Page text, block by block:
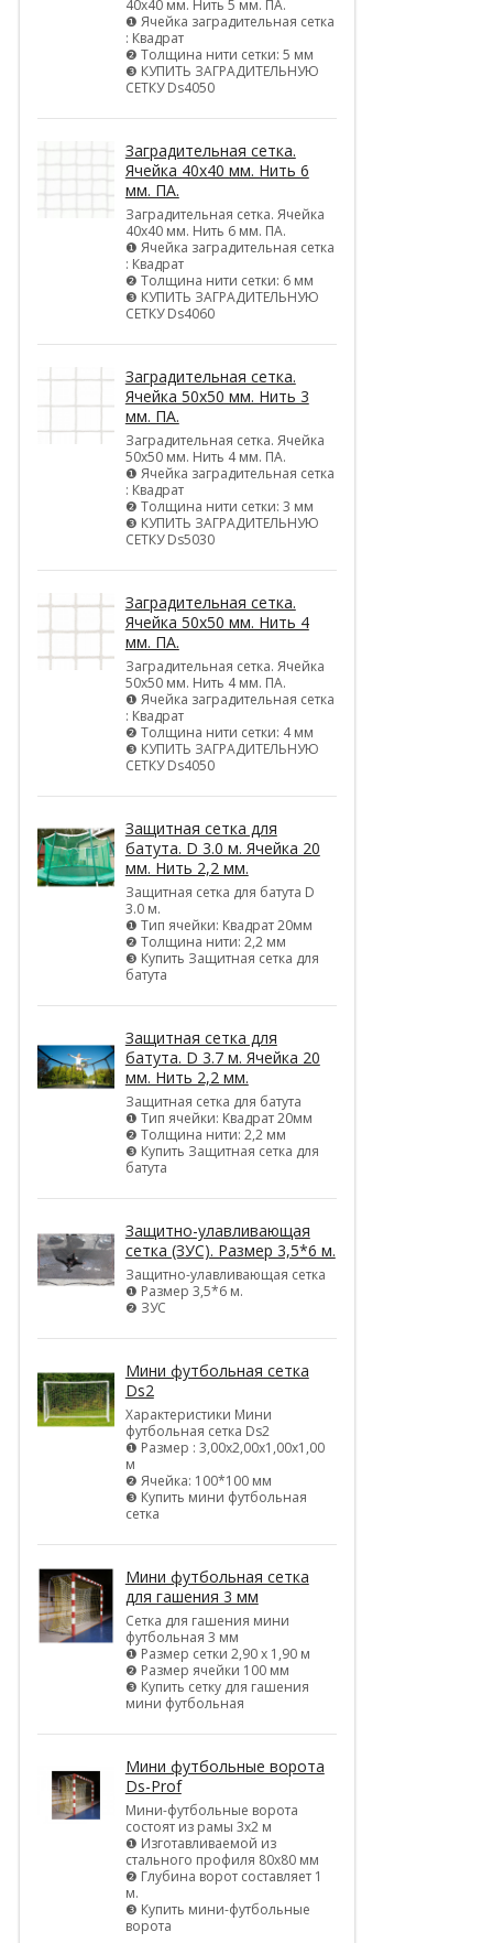
40х40 мм. Нить 5 мм. ПА.
❶ Ячейка заградительная сетка
: Квадрат
❷ Толщина нити сетки: 5 мм
❸ КУПИТЬ ЗАГРАДИТЕЛЬНУЮ
СЕТКУ Ds4050
Заградительная сетка.
Ячейка 40х40 мм. Нить 6
мм. ПА.
Заградительная сетка. Ячейка
40х40 мм. Нить 6 мм. ПА.
❶ Ячейка заградительная сетка
: Квадрат
❷ Толщина нити сетки: 6 мм
❸ КУПИТЬ ЗАГРАДИТЕЛЬНУЮ
СЕТКУ Ds4060
Заградительная сетка.
Ячейка 50х50 мм. Нить 3
мм. ПА.
Заградительная сетка. Ячейка
50х50 мм. Нить 4 мм. ПА.
❶ Ячейка заградительная сетка
: Квадрат
❷ Толщина нити сетки: 3 мм
❸ КУПИТЬ ЗАГРАДИТЕЛЬНУЮ
СЕТКУ Ds5030
Заградительная сетка.
Ячейка 50х50 мм. Нить 4
мм. ПА.
Заградительная сетка. Ячейка
50х50 мм. Нить 4 мм. ПА.
❶ Ячейка заградительная сетка
: Квадрат
❷ Толщина нити сетки: 4 мм
❸ КУПИТЬ ЗАГРАДИТЕЛЬНУЮ
СЕТКУ Ds4050
Защитная сетка для
батута. D 3.0 м. Ячейка 20
мм. Нить 2,2 мм.
Защитная сетка для батута D
3.0 м.
❶ Тип ячейки: Квадрат 20мм
❷ Толщина нити: 2,2 мм
❸ Купить Защитная сетка для
батута
Защитная сетка для
батута. D 3.7 м. Ячейка 20
мм. Нить 2,2 мм.
Защитная сетка для батута
❶ Тип ячейки: Квадрат 20мм
❷ Толщина нити: 2,2 мм
❸ Купить Защитная сетка для
батута
Защитно-улавливающая
сетка (ЗУС). Размер 3,5*6 м.
Защитно-улавливающая сетка
❶ Размер 3,5*6 м.
❷ ЗУС
Мини футбольная сетка
Ds2
Характеристики Мини
футбольная сетка Ds2
❶ Размер : 3,00х2,00х1,00х1,00
м
❷ Ячейка: 100*100 мм
❸ Купить мини футбольная
сетка
Мини футбольная сетка
для гашения 3 мм
Сетка для гашения мини
футбольная 3 мм
❶ Размер сетки 2,90 х 1,90 м
❷ Размер ячейки 100 мм
❸ Купить сетку для гашения
мини футбольная
Мини футбольные ворота
Ds-Prof
Мини-футбольные ворота
состоят из рамы 3х2 м
❶ Изготавливаемой из
стального профиля 80х80 мм
❷ Глубина ворот составляет 1
м.
❸ Купить мини-футбольные
ворота